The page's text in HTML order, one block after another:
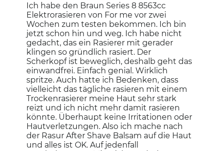
Ich habe den Braun Series 8 8563cc
Elektrorasieren von For me vor zwei
Wochen zum testen bekommen. Ich bin
jetzt schon hin und weg. Ich habe nicht
gedacht, das ein Rasierer mit gerader
klingen so gründlich rasiert. Der
Scherkopf ist beweglich, deshalb geht das
einwandfrei. Einfach genial. Wirklich
spritze. Auch hatte ich Bedenken, dass
vielleicht das tägliche rasieren mit einem
Trockenrasierer meine Haut sehr stark
reizt und ich nicht mehr damit rasieren
könnte. Überhaupt keine Irritationen oder
Hautverletzungen. Also ich mache nach
der Rasur After Shave Balsam auf die Haut
und alles ist OK. Auf jedenfall